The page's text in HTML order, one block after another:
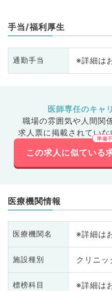
手当/福利厚生
通勤手当 ※詳細は
医師専任のキャ
職場の雰囲気や人間関係
求人票に掲載されていな
この求人に似ている
医療機関情報
医療機関名 ※詳細は
施設種別 クリニ
標榜科目 ※詳細は